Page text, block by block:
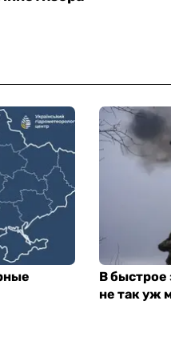
В быстрое
не так уж